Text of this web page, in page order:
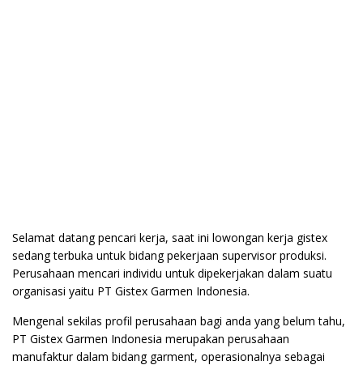
Selamat datang pencari kerja, saat ini lowongan kerja gistex
sedang terbuka untuk bidang pekerjaan supervisor produksi.
Perusahaan mencari individu untuk dipekerjakan dalam suatu
organisasi yaitu PT Gistex Garmen Indonesia.
Mengenal sekilas profil perusahaan bagi anda yang belum tahu,
PT Gistex Garmen Indonesia merupakan perusahaan
manufaktur dalam bidang garment, operasionalnya sebagai